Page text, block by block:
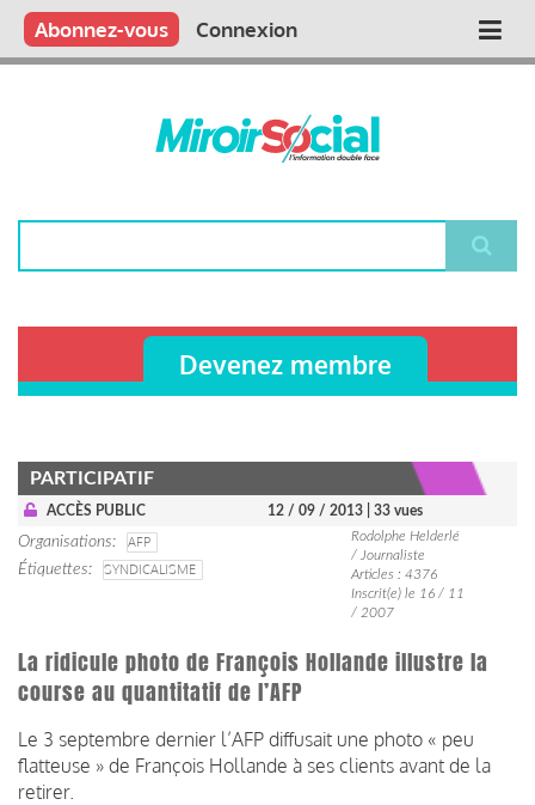
Aller
contenu
Main
Qui sommes nous ?
Vous publiez
Nous publions
Contactez-nous
Abonnez-vous Connexion
Devenez membre
PARTICIPATIF
ACCÈS PUBLIC 12 / 09 / 2013 | 33 vues
Organisations
AFP
Étiquettes
SYNDICALISME
Rodolphe Helderlé
/ Journaliste
Articles : 4376
Inscrit(e) le 16 / 11
/ 2007
La ridicule photo de François Hollande illustre la
course au quantitatif de l’AFP
Le 3 septembre dernier l’AFP diffusait une photo « peu
flatteuse » de François Hollande à ses clients avant de la
retirer.